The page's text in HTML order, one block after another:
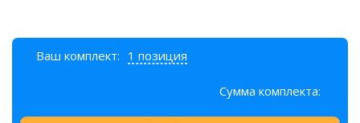
Ваш комплект: 1 позиция
Сумма комплекта: